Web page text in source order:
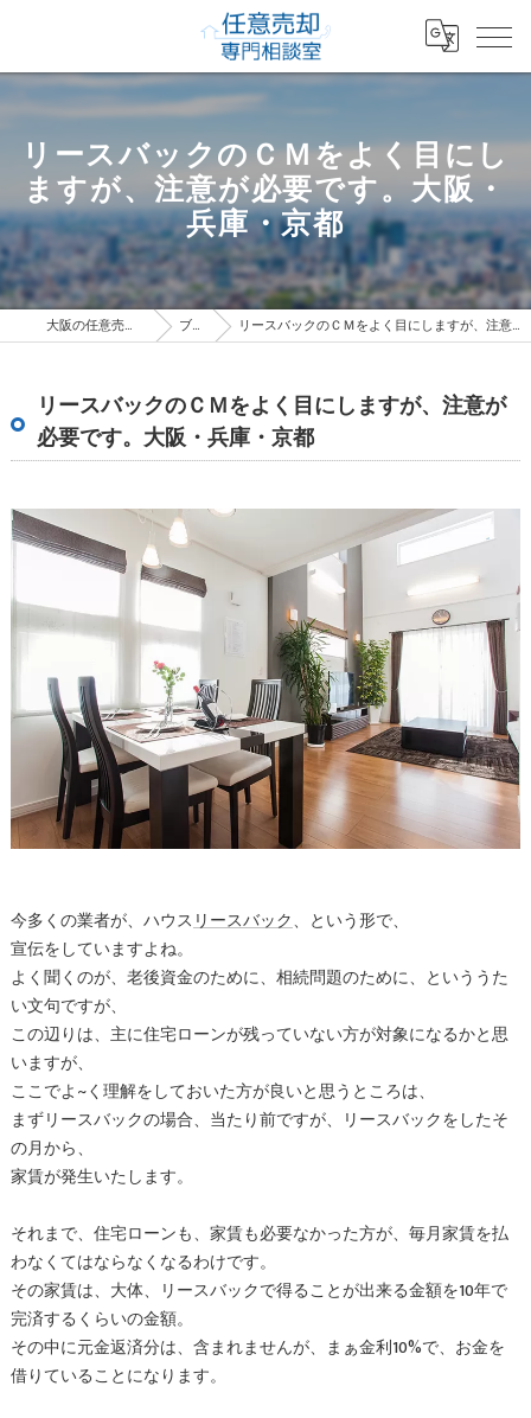
リースバックのＣＭをよく目にし
ますが、注意が必要です。大阪・
兵庫・京都
大阪の任意売却専門相談室 ブログ リースバックのＣＭをよく目にしますが、注意が必要です。大阪・兵庫・京都
リースバックのＣＭをよく目にしますが、注意が
必要です。大阪・兵庫・京都
今多くの業者が、ハウスリースバック、という形で、
宣伝をしていますよね。
よく聞くのが、老後資金のために、相続問題のために、といううた
い文句ですが、
この辺りは、主に住宅ローンが残っていない方が対象になるかと思
いますが、
ここでよ~く理解をしておいた方が良いと思うところは、
まずリースバックの場合、当たり前ですが、リースバックをしたそ
の月から、
家賃が発生いたします。
それまで、住宅ローンも、家賃も必要なかった方が、毎月家賃を払
わなくてはならなくなるわけです。
その家賃は、大体、リースバックで得ることが出来る金額を10年で
完済するくらいの金額。
その中に元金返済分は、含まれませんが、まぁ金利10%で、お金を
借りていることになります。